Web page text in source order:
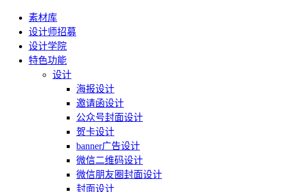
素材库
设计师招募
设计学院
特色功能
设计
海报设计
邀请函设计
公众号封面设计
贺卡设计
banner广告设计
微信二维码设计
微信朋友圈封面设计
封面设计